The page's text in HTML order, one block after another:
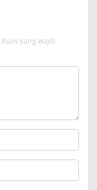
Ruas yang wajib